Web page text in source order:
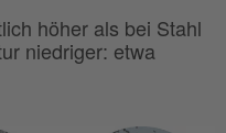
höher als bei Stahl
niedriger: etwa